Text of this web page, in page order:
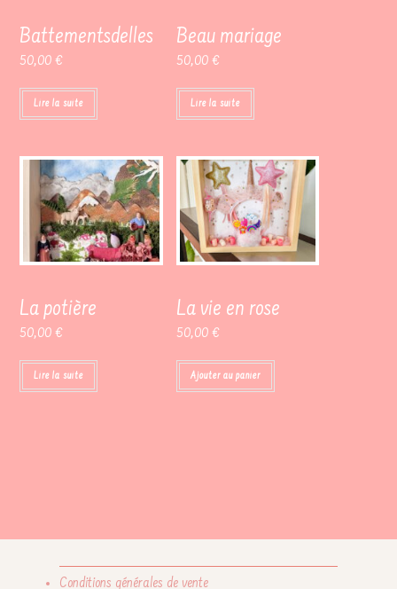
Battementsdelles
50,00€
Lire la suite
Beau mariage
50,00 €
Lire la suite
La potière
50,00€
Lire la suite
La vie en rose
50,00 €
Ajouter au panier
Conditions générales de vente